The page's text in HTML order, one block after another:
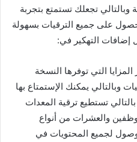
تجعلك تستمتع بتجربة
على جميع الترقيات بسهولة
التي توفرها النسخة
وبالتالي يمكنك الإستمتاع بها
تستطيع ترقية المعدات
والعشرات من أنواع
لجميع المحتويات في